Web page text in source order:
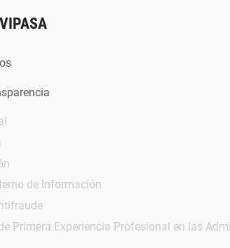
de Información
Primera Experiencia Profesional en las